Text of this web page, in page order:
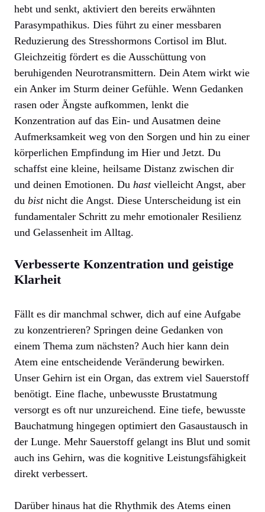
hebt und senkt, aktiviert den bereits erwähnten
Parasympathikus. Dies führt zu einer messbaren
Reduzierung des Stresshormons Cortisol im Blut.
Gleichzeitig fördert es die Ausschüttung von
beruhigenden Neurotransmittern. Dein Atem wirkt wie
ein Anker im Sturm deiner Gefühle. Wenn Gedanken
rasen oder Ängste aufkommen, lenkt die
Konzentration auf das Ein- und Ausatmen deine
Aufmerksamkeit weg von den Sorgen und hin zu einer
körperlichen Empfindung im Hier und Jetzt. Du
schaffst eine kleine, heilsame Distanz zwischen dir
und deinen Emotionen. Du hastvielleicht Angst, aber
du bistnicht die Angst. Diese Unterscheidung ist ein
fundamentaler Schritt zu mehr emotionaler Resilienz
und Gelassenheit im Alltag.
Verbesserte Konzentration und geistige
Klarheit
Fällt es dir manchmal schwer, dich auf eine Aufgabe
zu konzentrieren? Springen deine Gedanken von
einem Thema zum nächsten? Auch hier kann dein
Atem eine entscheidende Veränderung bewirken.
Unser Gehirn ist ein Organ, das extrem viel Sauerstoff
benötigt. Eine flache, unbewusste Brustatmung
versorgt es oft nur unzureichend. Eine tiefe, bewusste
Bauchatmung hingegen optimiert den Gasaustausch in
der Lunge. Mehr Sauerstoff gelangt ins Blut und somit
auch ins Gehirn, was die kognitive Leistungsfähigkeit
direkt verbessert.
Darüber hinaus hat die Rhythmik des Atems einen